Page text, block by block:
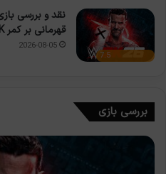
7.5
قهرمانی بر کمر 2K می‌نشیند؟
2026-08-05
بررسی بازی